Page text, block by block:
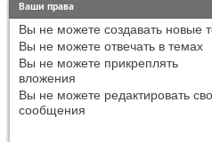
Ваши права
Вы не можете создавать новые
Вы не можете отвечать в темах
Вы не можете прикреплять
вложения
Вы не можете редактировать
сообщения